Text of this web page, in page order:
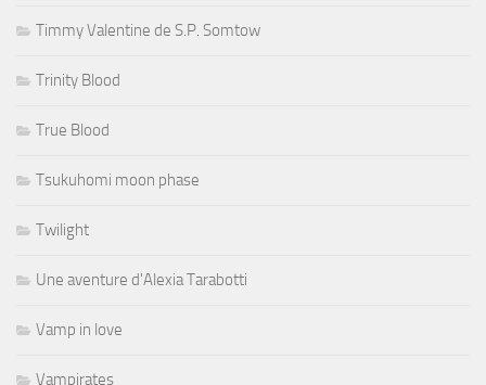
Timmy Valentine de S.P. Somtow
Trinity Blood
True Blood
Tsukuhomi moon phase
Twilight
Une aventure d'Alexia Tarabotti
Vamp in love
Vampirates